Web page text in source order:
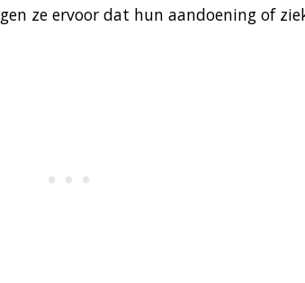
ze ervoor dat hun aandoening of